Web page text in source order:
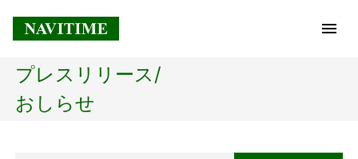
トップページ
プレスリリース/
おしらせ